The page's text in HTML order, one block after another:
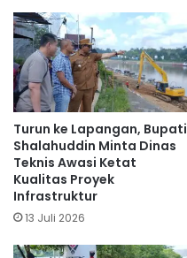
Turun ke Lapangan, Bupati
Shalahuddin Minta Dinas
Teknis Awasi Ketat
Kualitas Proyek
Infrastruktur
13 Juli 2026